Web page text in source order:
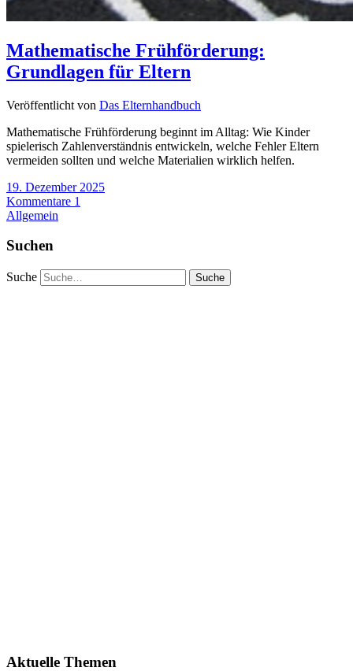
Mathematische Frühförderung:
Grundlagen für Eltern
Veröffentlicht von Das Elternhandbuch
Mathematische Frühförderung beginnt im Alltag: Wie Kinder
spielerisch Zahlenverständnis entwickeln, welche Fehler Eltern
vermeiden sollten und welche Materialien wirklich helfen.
19. Dezember 2025
Kommentare 1
Allgemein
Suchen
Suche
Aktuelle Themen